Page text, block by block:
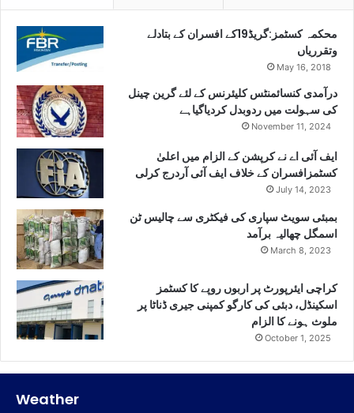
محکمہ کسٹمز:گریڈ19کے افسران کے بتادلے
وتقرریاں
May 16, 2018
درآمدی کنسائمنٹس کلیئرنس کے لئے گرین چینل
کی سہولت میں ردوبدل کردیاگیاہے
November 11, 2024
ایف آئی اے نے کرپشن کے الزام میں اعلیٰ
کسٹمزافسران کے خلاف ایف آئی آردرج کرلی
July 14, 2023
بمبئی سویٹ سپاری کی فیکٹری سے چالیس ٹن
اسمگل چھالیہ برآمد
March 8, 2023
کراچی ایئرپورٹ پر اربوں روپے کا کسٹمز
اسکینڈل، دبئی کی کارگو کمپنی جیری ڈناٹا پر
ملوث ہونے کا الزام
October 1, 2025
Weather